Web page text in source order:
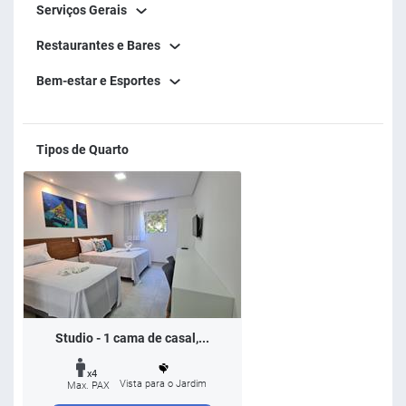
Serviços Gerais
Restaurantes e Bares
Bem-estar e Esportes
Tipos de Quarto
Studio - 1 cama de casal,...
x4
Max. PAX
Vista para o Jardim